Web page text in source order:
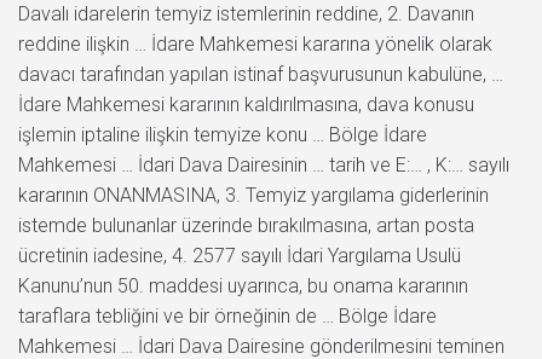
Davalı idarelerin temyiz istemlerinin reddine, 2. Davanın
reddine ilişkin … İdare Mahkemesi kararına yönelik olarak
davacı tarafından yapılan istinaf başvurusunun kabulüne, …
İdare Mahkemesi kararının kaldırılmasına, dava konusu
işlemin iptaline ilişkin temyize konu … Bölge İdare
Mahkemesi … İdari Dava Dairesinin … tarih ve E:… , K:… sayılı
kararının ONANMASINA, 3. Temyiz yargılama giderlerinin
istemde bulunanlar üzerinde bırakılmasına, artan posta
ücretinin iadesine, 4. 2577 sayılı İdari Yargılama Usulü
Kanunu’nun 50. maddesi uyarınca, bu onama kararının
taraflara tebliğini ve bir örneğinin de … Bölge İdare
Mahkemesi … İdari Dava Dairesine gönderilmesini teminen